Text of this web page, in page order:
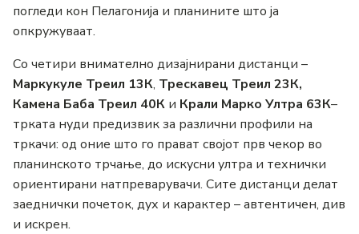
погледи кон Пелагонија и планините што ја
опкружуваат.
Со четири внимателно дизајнирани дистанци –
Маркукуле Треил 13К, Трескавец Треил 23К,
Камена Баба Треил 40К и Крали Марко Ултра 63К–
трката нуди предизвик за различни профили на
тркачи: од оние што го прават својот прв чекор во
планинското трчање, до искусни ултра и технички
ориентирани натпреварувачи. Сите дистанци делат
заеднички почеток, дух и карактер – автентичен, див
и искрен.